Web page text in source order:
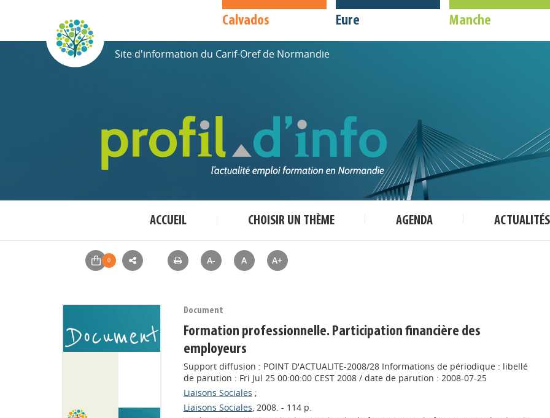
Calvados Eure Manche
Site d'information du Carif-Oref de Normandie
ACCUEIL CHOISIR UN THÈME AGENDA ACTUALITÉS
A- A A+
Document
Formation professionnelle. Participation financière des
employeurs
Support diffusion : POINT D'ACTUALITE-2008/28 Informations de périodique : libellé
de parution : Fri Jul 25 00:00:00 CEST 2008 / date de parution : 2008-07-25
Liaisons Sociales ;
Liaisons Sociales, 2008. - 114 p.